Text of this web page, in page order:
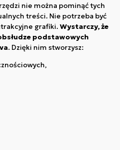
nie można pominąć tych
treści. Nie potrzeba być
grafiki. Wystarczy, że
podstawowych
. Dzięki nim stworzysz: